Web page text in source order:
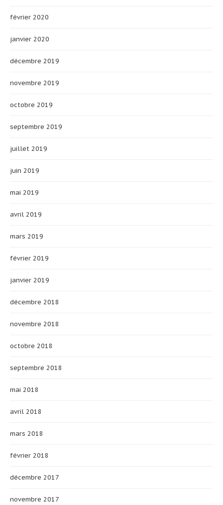
février 2020
janvier 2020
décembre 2019
novembre 2019
octobre 2019
septembre 2019
juillet 2019
juin 2019
mai 2019
avril 2019
mars 2019
février 2019
janvier 2019
décembre 2018
novembre 2018
octobre 2018
septembre 2018
mai 2018
avril 2018
mars 2018
février 2018
décembre 2017
novembre 2017